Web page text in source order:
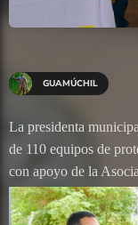
GUAMÚCHIL
La presidenta
de 110 equipos de
con apoyo de la